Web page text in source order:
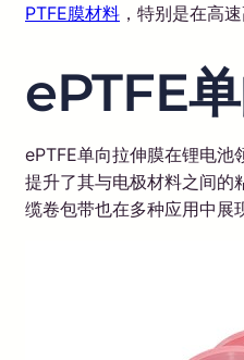
PTFE膜材料 ，特别是在高
ePTFE
ePTFE单向拉伸膜在锂电
提升了其与电极材料之间的
缆卷包带也在多种应用中展